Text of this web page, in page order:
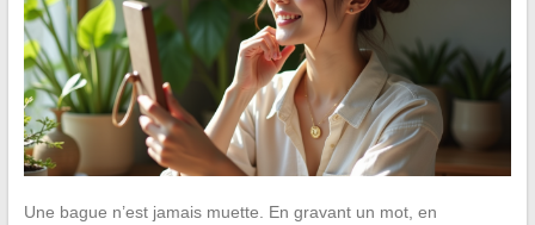
Une bague n’est jamais muette. En gravant un mot, en